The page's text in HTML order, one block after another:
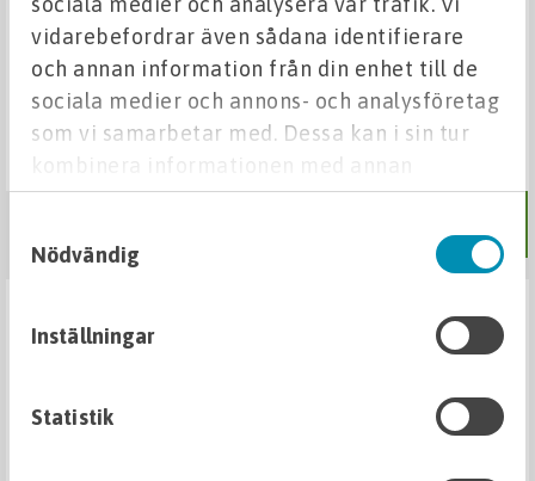
vidarebefordrar även sådana identifierare
och annan information från din enhet till de
sociala medier och annons- och analysföretag
som vi samarbetar med. Dessa kan i sin tur
kombinera informationen med annan
information som du har tillhandahållit eller
som de har samlat in när du har använt deras
tjänster.
Nödvändig
Inställningar
Statistik
slangnippel r50 inv ansl. 50
METALL SOCKEL